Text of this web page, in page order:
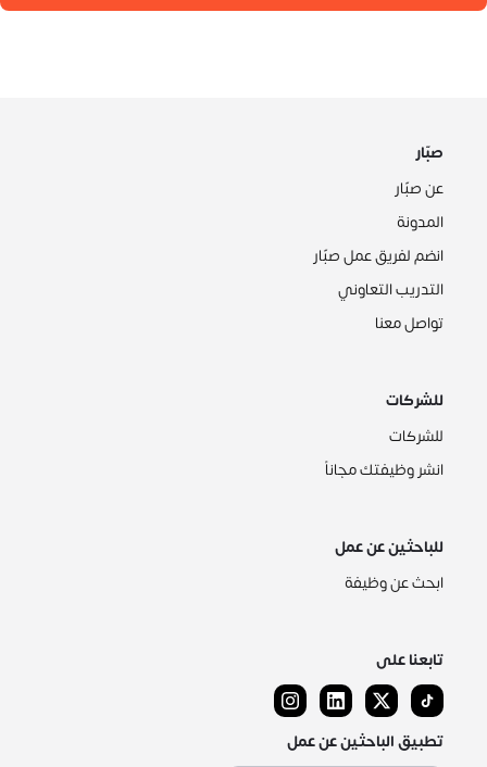
صبّار
عن صبّار
المدونة
انضم لفريق عمل صبّار
التدريب التعاوني
تواصل معنا
للشركات
للشركات
انشر وظيفتك مجاناً
للباحثين عن عمل
ابحث عن وظيفة
تابعنا على
تطبيق الباحثين عن عمل